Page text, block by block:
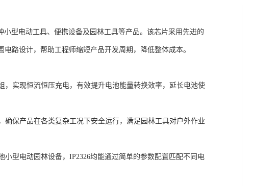
型电动工具、便携设备及园林工具等产品。该芯片采用先进的
路设计，帮助工程师缩短产品开发周期，降低整体成本。
，实现恒流恒压充电，有效提升电池能量转换效率，延长电池使
确保产品在各类复杂工况下安全运行，满足园林工具对户外作业
型电动园林设备，IP2326均能通过简单的参数配置匹配不同电